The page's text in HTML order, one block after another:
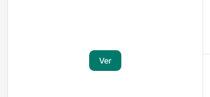
Ver